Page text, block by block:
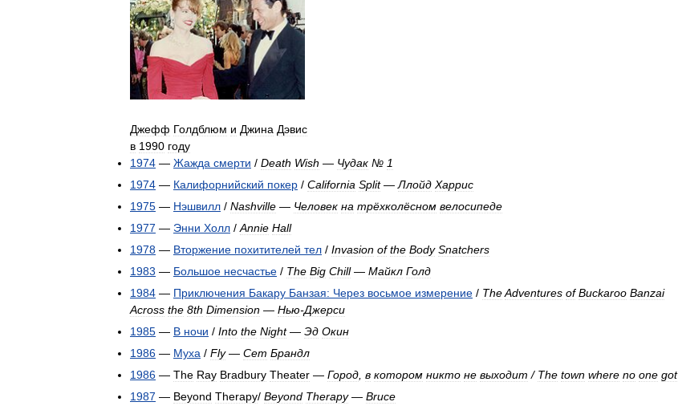
Джефф Голдблюм и Джина Дэвис
в 1990 году
1974 — Жажда смерти / Death Wish — Чудак № 1
1974 — Калифорнийский покер / California Split— Ллойд Харрис
1975 — Нэшвилл / Nashville — Человек на трёхколёсном велосипеде
1977 — Энни Холл / Annie Hall
1978 — Вторжение похитителей тел / Invasion of the Body Snatchers
1983 — Большое несчастье / The Big Chill— Майкл Голд
1984 — Приключения Бакару Банзая: Через восьмое измерение / TheAdventures of Buckaroo Banzai
Across the 8th Dimension — Нью-Джерси
1985 — В ночи / Into the Night— Эд Окин
1986 — Муха / Fly— Сет Брандл
1986 — The Ray Bradbury Theater — Город в котором никто не выходит / The town where no one got
1987 — Beyond Therapy/ Beyond Therapy— Bruce